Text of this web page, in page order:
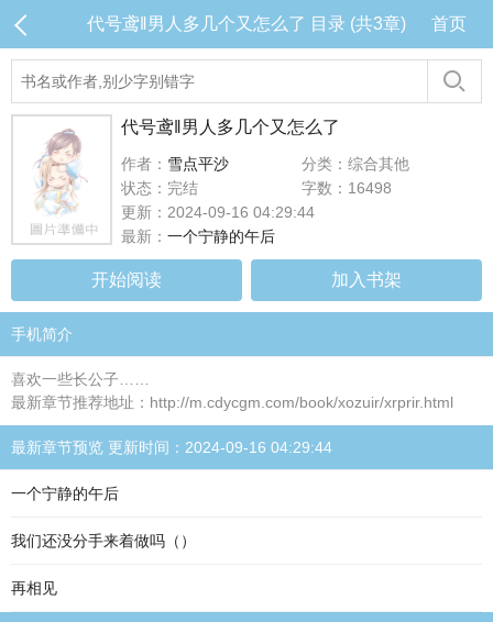
代号鸢‖男人多几个又怎么了 目录 (共3章) 首页
代号鸢‖男人多几个又怎么了
作者： 雪点平沙
分类：综合其他
状态：完结
字数：16498
更新：2024-09-16 04:29:44
最新： 一个宁静的午后
开始阅读 加入书架
手机简介
喜欢一些长公子……
最新章节推荐地址：http://m.cdycgm.com/book/xozuir/xrprir.html
最新章节预览 更新时间：2024-09-16 04:29:44
一个宁静的午后
我们还没分手来着做吗（）
再相见